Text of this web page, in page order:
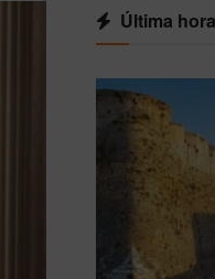
Última hora